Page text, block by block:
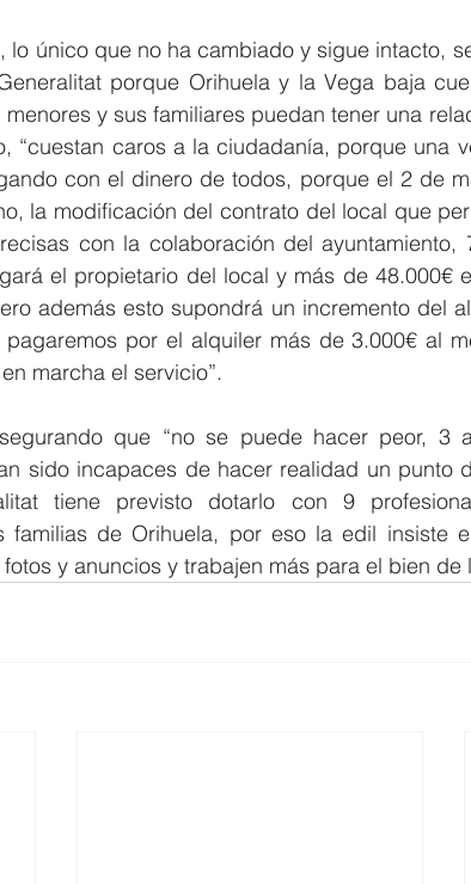
lo único que no ha cambiado y sigue intacto,
porque Orihuela y la Vega baja
y sus familiares puedan tener una
“cuestan caros a la ciudadanía, porque una
con el dinero de todos, porque el 2 de
la modificación del contrato del local que
con la colaboración del ayuntamiento,
el propietario del local y más de 48.000€
además esto supondrá un incremento del
pagaremos por el alquiler más de 3.000€ al
marcha el servicio”.
que “no se puede hacer peor, 3
sido incapaces de hacer realidad un punto
tiene previsto dotarlo con 9
familias de Orihuela, por eso la edil insiste
y anuncios y trabajen más para el bien de